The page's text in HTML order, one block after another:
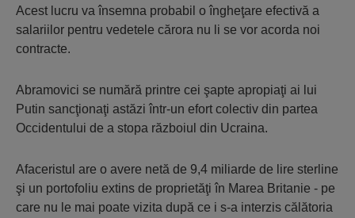
Acest lucru va însemna probabil o îngheţare efectivă a
salariilor pentru vedetele cărora nu li se vor acorda noi
contracte.
Abramovici se numără printre cei şapte apropiaţi ai lui
Putin sancţionaţi astăzi într-un efort colectiv din partea
Occidentului de a stopa războiul din Ucraina.
Afaceristul are o avere netă de 9,4 miliarde de lire sterline
şi un portofoliu extins de proprietăţi în Marea Britanie - pe
care nu le mai poate vizita după ce i s-a interzis călătoria